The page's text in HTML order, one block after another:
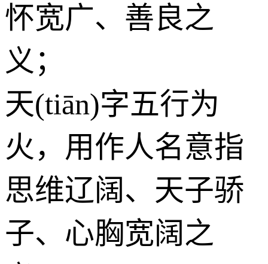
怀宽广、善良之
义；
天(tiān)字五行为
火 ，用作人名意指
思维辽阔、天子骄
子、心胸宽阔之